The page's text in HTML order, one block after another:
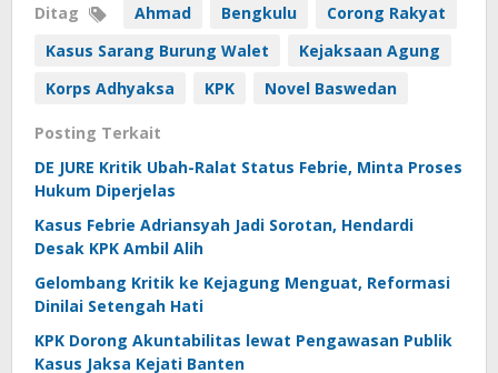
Ditag Ahmad Bengkulu
Corong Rakyat
Kasus Sarang Burung Walet
Kejaksaan Agung
Korps Adhyaksa
KPK Novel Baswedan
Posting Terkait
DE JURE Kritik Ubah-Ralat Status Febrie, Minta Proses
Hukum Diperjelas
Kasus Febrie Adriansyah Jadi Sorotan, Hendardi
Desak KPK Ambil Alih
Gelombang Kritik ke Kejagung Menguat, Reformasi
Dinilai Setengah Hati
KPK Dorong Akuntabilitas lewat Pengawasan Publik
Kasus Jaksa Kejati Banten